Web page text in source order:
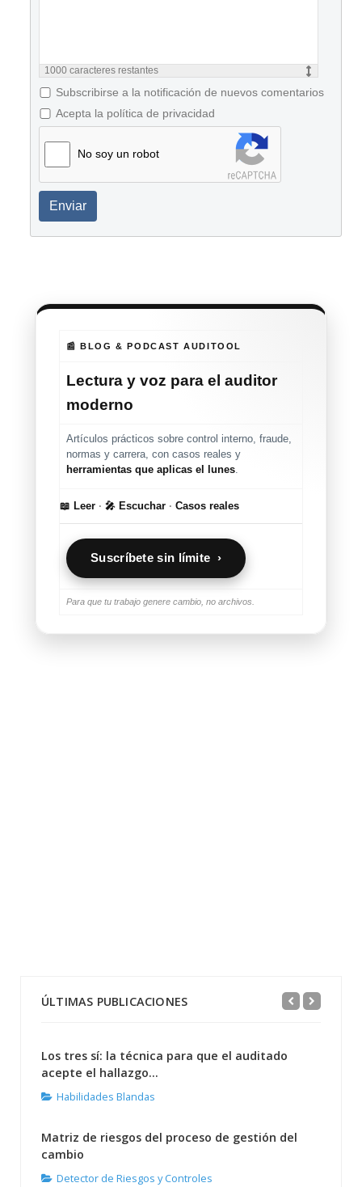
1000 caracteres restantes
Subscribirse a la notificación de nuevos comentarios
Acepta la política de privacidad
No soy un robot
Enviar
📰 BLOG & PODCAST AUDITOOL
Lectura y voz para el auditor
moderno
Artículos prácticos sobre control interno, fraude,
normas y carrera, con casos reales y
herramientas que aplicas el lunes.
📖 Leer · 🎤 Escuchar · Casos reales
Suscríbete sin límite ›
Para que tu trabajo genere cambio, no archivos.
ÚLTIMAS PUBLICACIONES
Los tres sí: la técnica para que el auditado
acepte el hallazgo...
Habilidades Blandas
Matriz de riesgos del proceso de gestión del
cambio
Detector de Riesgos y Controles